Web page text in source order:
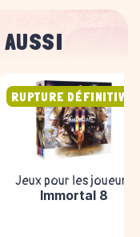
Jeux pour les joueurs
Immortal 8
RUPTURE DÉFINITIVE